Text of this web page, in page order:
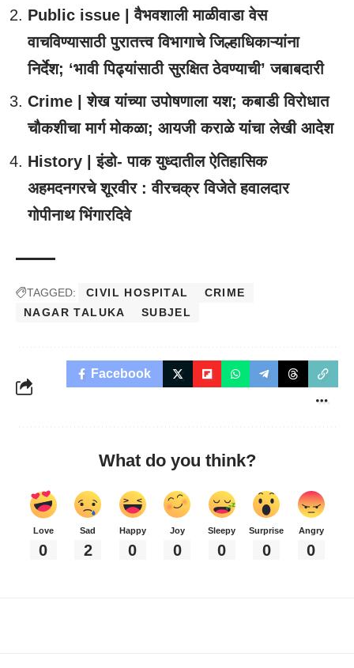
Public issue | वैभवशाली माळीवाडा वेस
वाचविण्यासाठी पुरातत्त्व विभागाचे जिल्हाधिकाऱ्यांना
निर्देश; ‘भावी पिढ्यांसाठी सुरक्षित ठेवण्याची’ जबाबदारी
Crime | शेख यांच्या उपोषणाला यश; कबाडी विरोधात
चौकशीचा मार्ग मोकळा; आयजी कराळे यांचा लेखी आदेश
History | इंडो- पाक युध्दातील ऐतिहासिक
अहमदनगरचे शूरवीर : वीरचक्र विजेते हवालदार
गोपीनाथ भिंगारदिवे
TAGGED: CIVIL HOSPITAL
CRIME
NAGAR TALUKA
SUBJEL
Facebook
What do you think?
Love
0
Sad
2
Happy
0
Joy
0
Sleepy
0
Surprise
0
Angry
0